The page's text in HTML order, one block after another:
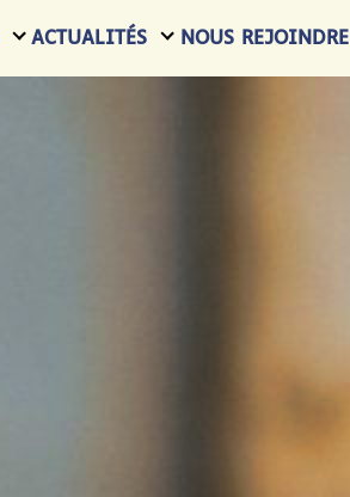
ACTUALITÉS NOUS REJOINDRE